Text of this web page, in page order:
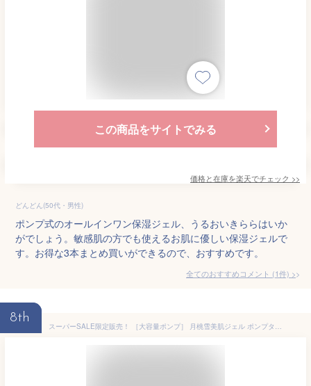
この商品をサイトでみる
価格と在庫を楽天でチェック >>
どんどん(50代・男性)
ポンプ式のオールインワン保湿ジェル、うるおいきららはいか
がでしょう。敏感肌の方でも使えるお肌に優しい保湿ジェルで
す。お得な3本まとめ買いができるので、おすすめです。
全てのおすすめコメント (1件) >
8th
スーパーSALE限定販売！ ［大容量ポンプ］ 月桃雪美肌ジェル ポンプタイプ 120g 保湿ジェル オーガニック 無添加 アルコールフリー スキンケア 美容液 高保湿 ニキビ 毛穴 ゲル オールインワン 低刺激 敏感肌用 乾燥肌用 顔 手指 全身 メンズ 女性 エイジングケア